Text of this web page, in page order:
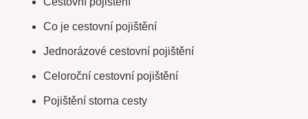
Co je cestovní pojištění
Jednorázové cestovní pojištění
Celoroční cestovní pojištění
Pojištění storna cesty